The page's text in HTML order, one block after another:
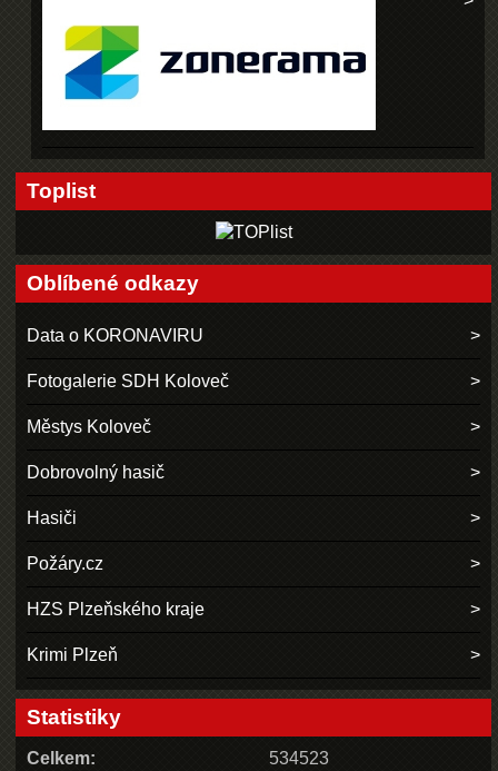
Toplist
Oblíbené odkazy
Data o KORONAVIRU
Fotogalerie SDH Koloveč
Městys Koloveč
Dobrovolný hasič
Hasiči
Požáry.cz
HZS Plzeňského kraje
Krimi Plzeň
Statistiky
Celkem: 534523